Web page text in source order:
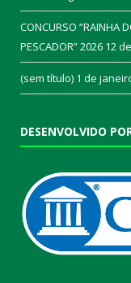
CONCURSO “RAINHA
PESCADOR” 2026 12
(sem título) 1 de
DESENVOLVIDO